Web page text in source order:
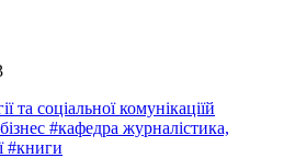
та соціальної комунікаціїй
#кафедра журналістика,
#книги